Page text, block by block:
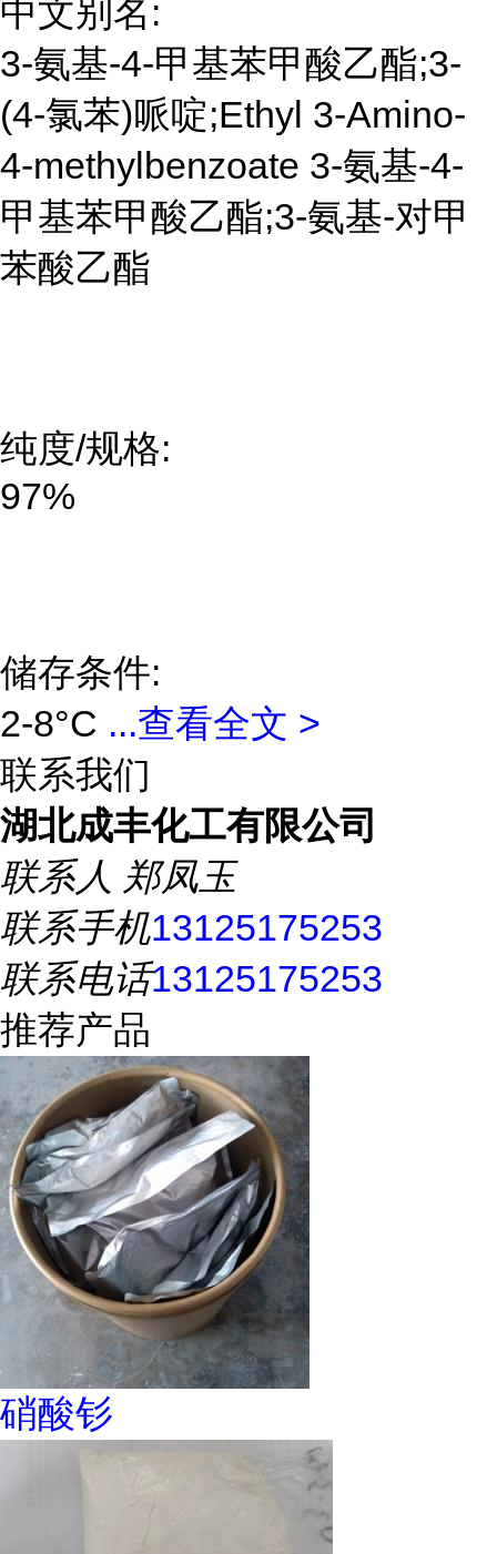
中文别名:
3-氨基-4-甲基苯甲酸乙酯;3-
(4-氯苯)哌啶;Ethyl 3-Amino-
4-methylbenzoate 3-氨基-4-
甲基苯甲酸乙酯;3-氨基-对甲
苯酸乙酯
纯度/规格:
97%
储存条件:
2-8°C ...查看全文 >
联系我们
湖北成丰化工有限公司
联系人 郑凤玉
联系手机13125175253
联系电话13125175253
推荐产品
硝酸钐